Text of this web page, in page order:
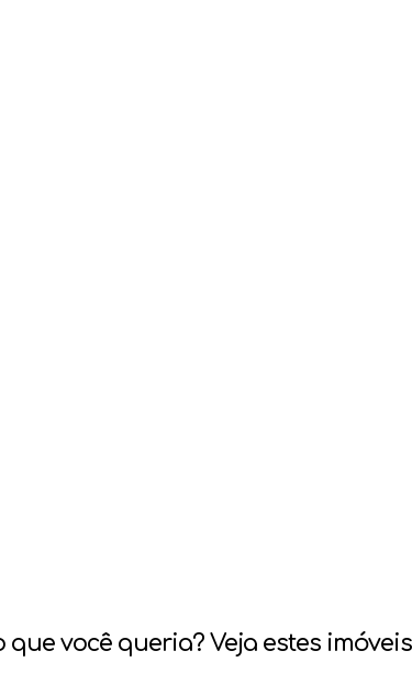
que você queria? Veja estes